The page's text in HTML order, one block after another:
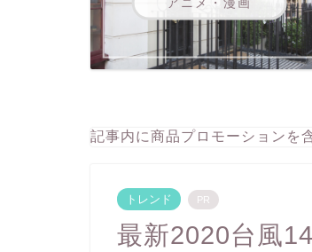
記事内に商品プロモーションを
トレンド PR
最新2020台風